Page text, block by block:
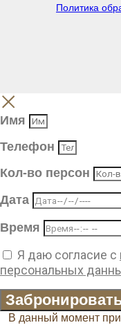
Политика
Имя
Телефон
Кол-во персон
Дата
Время
Я даю согласие с
персональных
В данный момент